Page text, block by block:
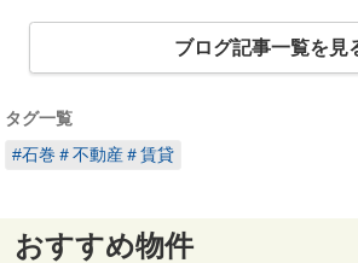
ブログ記事一覧を見
タグ一覧
#石巻＃不動産＃賃貸
おすすめ物件